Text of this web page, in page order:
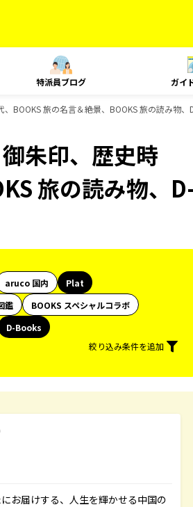
特派員ブログ ガイ
BOOKS 旅の名言＆絶景、BOOKS 旅の読み物
朱印、歴史時
旅の読み物、
aruco 国内
Plat
鑑
BOOKS スペシャルコラボ
D-Books
絞り込み条件を追加
お届けする、人生を輝かせる中国の